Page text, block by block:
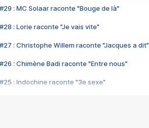
#29 : MC Solaar raconte "Bouge de là"
#28 : Lorie raconte "Je vais vite"
#27 : Christophe Willem raconte "Jacques a dit"
#26 : Chimène Badi raconte "Entre nous"
#25 : Indochine raconte "3e sexe"